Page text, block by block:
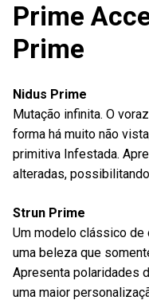
Prime
Prime
Nidus Prime
Mutação infinita. O
forma há muito não
primitiva Infestada.
alteradas,
Strun Prime
Um modelo clássico de
uma beleza que
Apresenta polaridades
uma maior